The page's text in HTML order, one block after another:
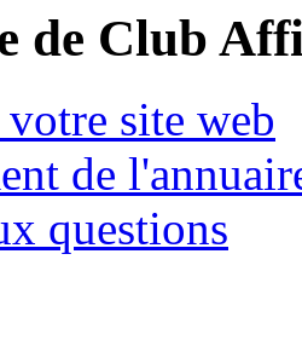
de Club
site web
de
questions